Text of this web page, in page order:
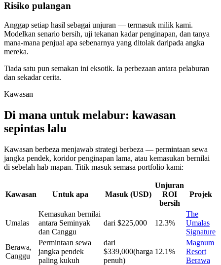
Risiko pulangan
Anggap setiap hasil sebagai unjuran — termasuk milik kami.
Modelkan senario bersih, uji tekanan kadar penginapan, dan tanya
mana-mana penjual apa sebenarnya yang ditolak daripada angka
mereka.
Tiada satu pun semakan ini eksotik. Ia perbezaan antara pelaburan
dan sekadar cerita.
Kawasan
Di mana untuk melabur: kawasan
sepintas lalu
Kawasan berbeza menjawab strategi berbeza — permintaan sewa
jangka pendek, koridor penginapan lama, atau kemasukan bernilai
di sebelah hab mapan. Titik masuk semasa portfolio kami:
Kawasan Untuk apa Masuk (USD)
Unjuran
ROI
bersih
Projek
Umalas
Kemasukan bernilai
antara Seminyak
dan Canggu
dari $225,000 12.3%
The
Umalas
Signature
Berawa,
Canggu
Permintaan sewa
jangka pendek
paling kukuh
dari
$339,000(harga
penuh)
12.1%
Magnum
Resort
Berawa